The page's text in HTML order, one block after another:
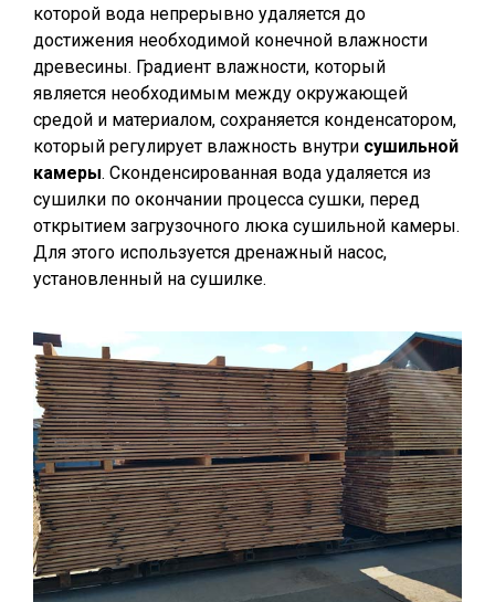
которой вода непрерывно удаляется до
достижения необходимой конечной влажности
древесины. Градиент влажности, который
является необходимым между окружающей
средой и материалом, сохраняется конденсатором,
который регулирует влажность внутри сушильной
камеры. Сконденсированная вода удаляется из
сушилки по окончании процесса сушки, перед
открытием загрузочного люка сушильной камеры.
Для этого используется дренажный насос,
установленный на сушилке.